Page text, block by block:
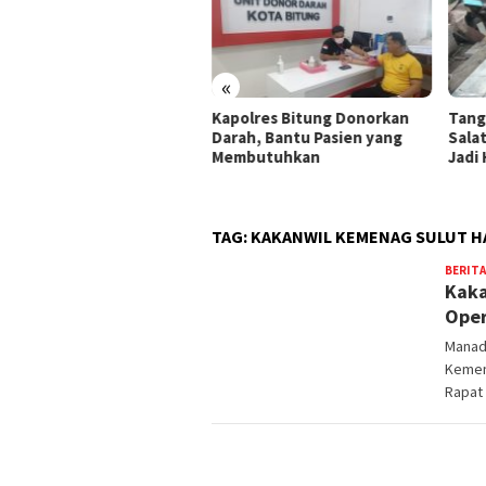
«
Kapolres Bitung Donorkan
Darah, Bantu Pasien yang
Membutuhkan
Jadi
TAG: KAKANWIL KEMENAG SULUT
BERITA